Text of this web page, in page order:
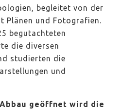
begleitet von der
Plänen und Fotografien.
begutachteten
die diversen
studierten die
und
geöffnet wird die